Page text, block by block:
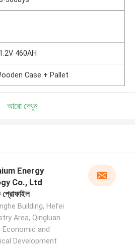
460AH
Case + Pallet
আরো দেখুন
Energy
Co., Ltd
Building, Hefei
Area, Qingluan
Economic and
Development